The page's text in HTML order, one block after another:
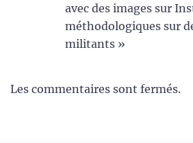
avec des images sur
méthodologiques sur
militants »
Les commentaires sont fermés.